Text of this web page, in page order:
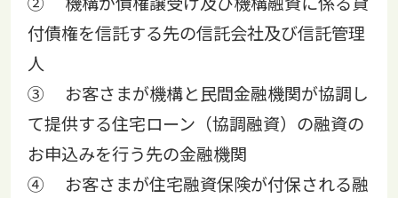
付債権を信託する先の信託会社及び信託管理
人
③ お客さまが機構と民間金融機関が協調し
て提供する住宅ローン（協調融資）の融資の
お申込みを行う先の金融機関
④ お客さまが住宅融資保険が付保される融